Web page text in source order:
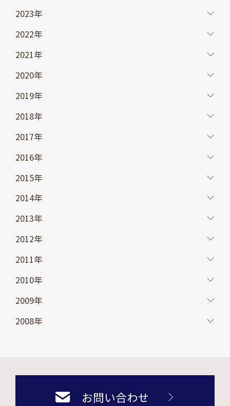
2023年
2022年
2021年
2020年
2019年
2018年
2017年
2016年
2015年
2014年
2013年
2012年
2011年
2010年
2009年
2008年
お問い合わせ